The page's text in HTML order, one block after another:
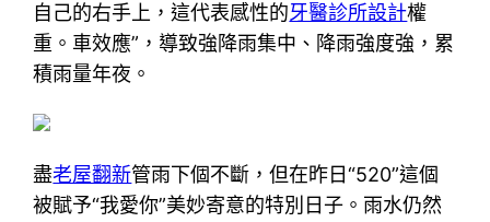
自己的右手上，這代表感性的牙醫診所設計權
重。車效應”，導致強降雨集中、降雨強度強，累
積雨量年夜。
盡老屋翻新管雨下個不斷，但在昨日“520”這個
被賦予“我愛你”美妙寄意的特別日子。雨水仍然